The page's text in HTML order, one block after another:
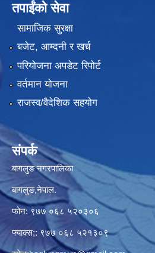
तपाईंको सेवा
सामाजिक सुरक्षा
बजेट, आम्दनी र खर्च
परियोजना अपडेट रिपोर्ट
वर्तमान योजना
राजस्व/वैदेशिक सहयोग
संपर्क
बागलुङ नगरपालिका
बागलुङ,नेपाल.
फोन: ९७७ ०६८ ५२०३०६
फ्याक्स;: ९७७ ०६८ ५२१३०९